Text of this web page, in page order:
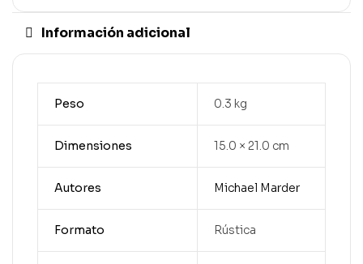
Información adicional
Peso 0.3 kg
Dimensiones 15.0 × 21.0 cm
Autores Michael Marder
Formato Rústica